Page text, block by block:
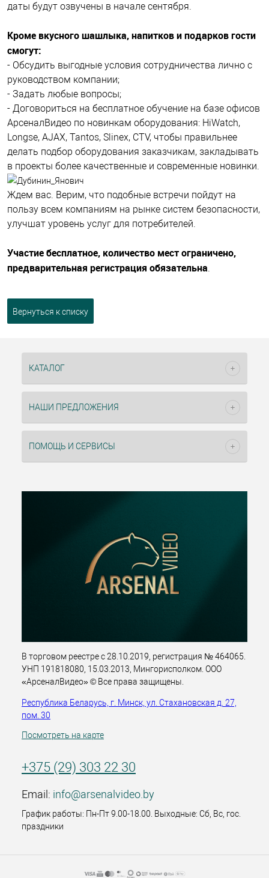
даты будут озвучены в начале сентября.
Кроме вкусного шашлыка, напитков и подарков гости
смогут:
- Обсудить выгодные условия сотрудничества лично с
руководством компании;
- Задать любые вопросы;
- Договориться на бесплатное обучение на базе офисов
АрсеналВидео по новинкам оборудования: HiWatch,
Longse, AJAX, Tantos, Slinex, CTV, чтобы правильнее
делать подбор оборудования заказчикам, закладывать
в проекты более качественные и современные новинки.
Ждем вас. Верим, что подобные встречи пойдут на
пользу всем компаниям на рынке систем безопасности,
улучшат уровень услуг для потребителей.
Участие бесплатное, количество мест ограничено,
предварительная регистрация обязательна.
Вернуться к списку
КАТАЛОГ
НАШИ ПРЕДЛОЖЕНИЯ
ПОМОЩЬ И СЕРВИСЫ
В торговом реестре с 28.10.2019, регистрация № 464065.
УНП 191818080, 15.03.2013, Мингорисполком. ООО
«АрсеналВидео» © Все права защищены.
Республика Беларусь, г. Минск, ул. Стахановская д. 27,
пом. 30
Посмотреть на карте
+375 (29) 303 22 30
Email: info@arsenalvideo.by
График работы: Пн-Пт 9.00-18.00. Выходные: Сб, Вс, гос.
праздники